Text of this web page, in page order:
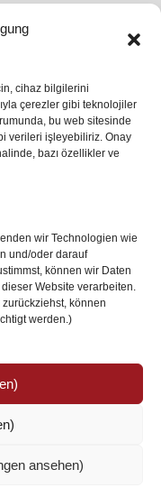
cihaz bilgilerini
çerezler gibi teknolojiler
bu web sitesinde
verileri işleyebiliriz. Onay
bazı özellikler ve
wir Technologien wie
und/oder darauf
können wir Daten
Website verarbeiten.
können
werden.)
ansehen)
Freiburg ve Aston
Hazırlanıyor
sahibi